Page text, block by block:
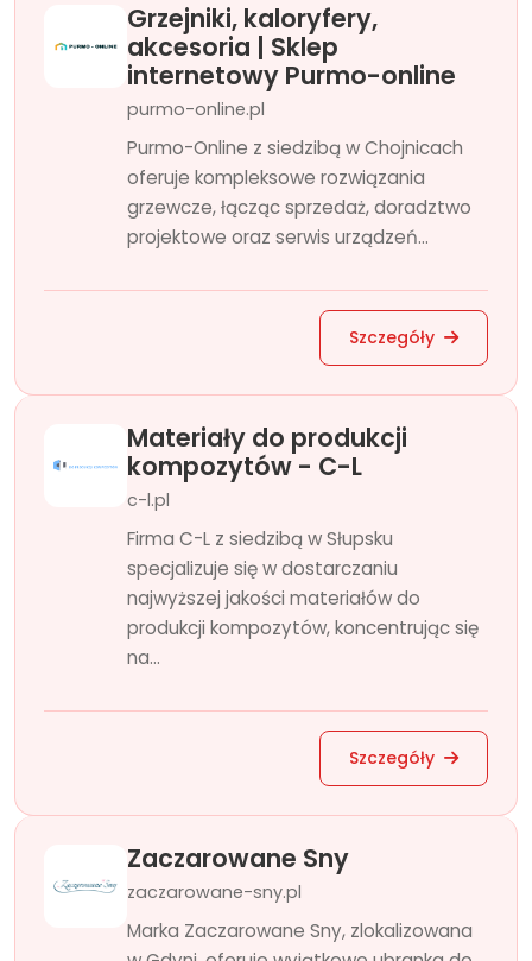
Grzejniki, kaloryfery,
akcesoria | Sklep
internetowy Purmo-online
purmo-online.pl
Purmo-Online z siedzibą w Chojnicach
oferuje kompleksowe rozwiązania
grzewcze, łącząc sprzedaż, doradztwo
projektowe oraz serwis urządzeń...
Szczegóły
Materiały do produkcji
kompozytów - C-L
c-l.pl
Firma C-L z siedzibą w Słupsku
specjalizuje się w dostarczaniu
najwyższej jakości materiałów do
produkcji kompozytów, koncentrując się
na...
Szczegóły
Zaczarowane Sny
zaczarowane-sny.pl
Marka Zaczarowane Sny, zlokalizowana